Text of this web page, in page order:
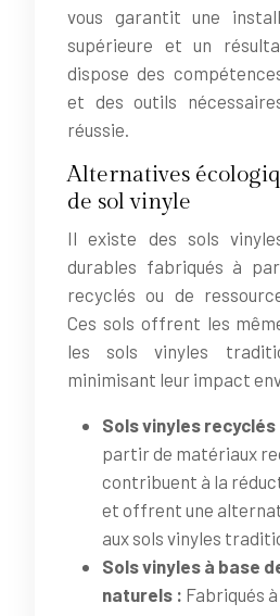
vous garantit une
supérieure et un
dispose des
et des outils
réussie.
Alternatives
de sol vinyle
Il existe des sols
durables fabriqués à
recyclés ou de
Ces sols offrent les
les sols vinyles
minimisant leur impact
Sols vinyles recyclés
partir de matériaux
contribuent à la
et offrent une
aux sols vinyles
Sols vinyles à base
naturels : Fabriqués